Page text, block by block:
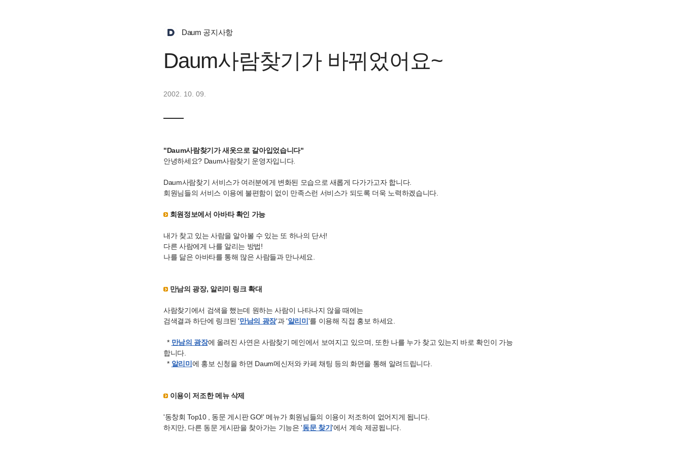
Daum 공지사항
Daum사람찾기가 바뀌었어요~
2002. 10. 09.
"Daum사람찾기가 새옷으로 갈아입었습니다"
안녕하세요? Daum사람찾기 운영자입니다.
Daum사람찾기 서비스가 여러분에게 변화된 모습으로 새롭게 다가가고자 합니다.
회원님들의 서비스 이용에 불편함이 없이 만족스런 서비스가 되도록 더욱 노력하겠습니다.
회원정보에서 아바타 확인 가능
내가 찾고 있는 사람을 알아볼 수 있는 또 하나의 단서!
다른 사람에게 나를 알리는 방법!
나를 닮은 아바타를 통해 많은 사람들과 만나세요.
만남의 광장, 알리미 링크 확대
사람찾기에서 검색을 했는데 원하는 사람이 나타나지 않을 때에는
검색결과 하단에 링크된 '만남의 광장'과 '알리미 '를 이용해 직접 홍보 하세요.
* 만남의 광장에 올려진 사연은 사람찾기 메인에서 보여지고 있으며, 또한 나를 누가 찾고 있는지 바로 확인이 가능
합니다.
* 알리미 에 홍보 신청을 하면 Daum메신저와 카페 채팅 등의 화면을 통해 알려드립니다.
이용이 저조한 메뉴 삭제
'동창회 Top10 , 동문 게시판 GO!' 메뉴가 회원님들의 이용이 저조하여 없어지게 됩니다.
하지만, 다른 동문 게시판을 찾아가는 기능은 '동문 찾기'에서 계속 제공됩니다.